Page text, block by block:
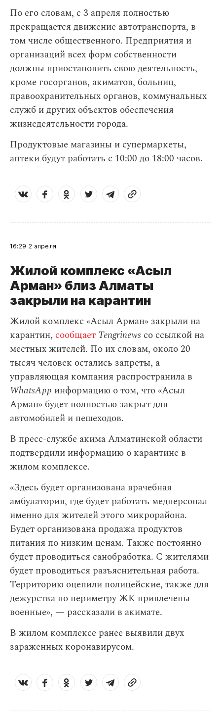
По его словам, с 3 апреля полностью
прекращается движение автотранспорта, в
том числе общественного. Предприятия и
организаций всех форм собственности
должны приостановить свою деятельность,
кроме госорганов, акиматов, больниц,
правоохранительных органов, коммунальных
служб и других объектов обеспечения
жизнедеятельности города.
Продуктовые магазины и супермаркеты,
аптеки будут работать с 10:00 до 18:00 часов.
16:29 2 апреля
Жилой комплекс «Асыл
Арман» близ Алматы
закрыли на карантин
Жилой комплекс «Асыл Арман» закрыли на
карантин, сообщает Tengrinews со ссылкой на
местных жителей. По их словам, около 20
тысяч человек остались запреты, а
управляющая компания распространила в
WhatsApp информацию о том, что «Асыл
Арман» будет полностью закрыт для
автомобилей и пешеходов.
В пресс-службе акима Алматинской области
подтвердили информацию о карантине в
жилом комплексе.
«Здесь будет организована врачебная
амбулатория, где будет работать медперсонал
именно для жителей этого микрорайона.
Будет организована продажа продуктов
питания по низким ценам. Также постоянно
будет проводиться санобработка. С жителями
будет проводиться разъяснительная работа.
Территорию оцепили полицейские, также для
дежурства по периметру ЖК привлечены
военные», — рассказали в акимате.
В жилом комплексе ранее выявили двух
зараженных коронавирусом.